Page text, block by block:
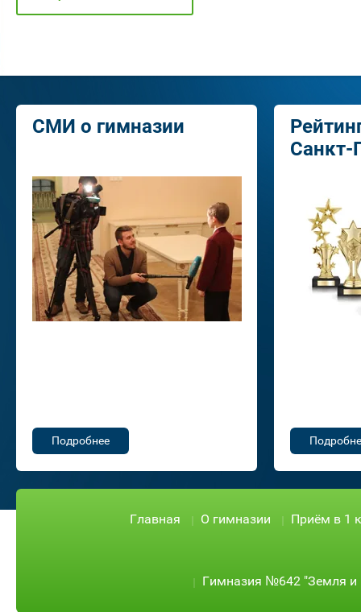
СМИ о гимназии
Подробнее
Санкт-
Главная О гимназии Приём в 1
Гимназия №642 "Земля и